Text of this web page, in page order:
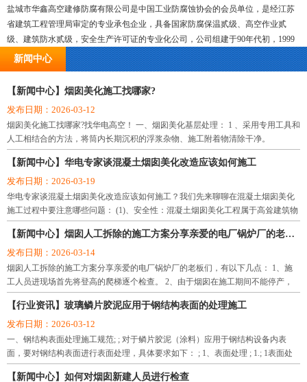
盐城市华鑫高空建修防腐有限公司是中国工业防腐蚀协会的会员单位，是经江苏
省建筑工程管理局审定的专业承包企业，具备国家防腐保温贰级、高空作业贰
级、建筑防水贰级，安全生产许可证的专业化公司，公司组建于90年代初，1999
年8月份由原来的国有企业改制为股份有限公司，经过十多年的艰苦创业，现已发
展成为领导班子过硬、技术力量雄厚，具有较强有经济实力和高素质的施工与管
理队伍。企业信誉和科技含量均在国内同行业中处于领先地位，并率先通过了国
公司注册资本5066万，目前下辖十四个工程处，从业人数260人，具备各类专业技
术职称的20人，其中高级工程师3人，工程师、经济师、会计师共10人，项目经理
10人，拥有大中型机械设备118台（件），年施工产值近3亿元。公司现有9个驻外
办事处：广州办事处、济南办事处、合肥办事处、南昌办事处、沈阳办事处、大
连办事处、杭州办事处、郑州办事处、太原办事处。施工网点遍及全国各地二十
多个省、市、区，涉及石油、化工、冶金、电力、能源、航天、建材、国防、交
通、煤炭、医药、轻纺、食品、港口等十多个行业，承揽了大量的烟囱水塔新
建、烟囱维修、烟囱拆除、烟囱防腐、烟囱脱硫、冷却塔防腐、炉架防腐、风机
塔筒清洗、地下室、水池、隧道、电缆沟防渗堵漏、仓储、水泥库清灰、生料库
清灰、水泥罐清灰等工程，公司自建组建以来，坚持走反术革新之路，依靠丰富
的施工经验、先进的施工技术和科学的网络化管理手段。先后承接了系统内各类
高空防腐检修、高空航标灯安装、防水堵漏、化学锚固、烟囱水塔新建、烟囱水
工程，都以工程质量好、安全率高，赢得了广大用户的一致好评。
公司将坚持以人为本，全面构建和谐发展的新环境，建立现代企业制度，规范运
作，坚持走科技兴企、质量兴企之路，遵循“质量至上、业主至上、信守合同、优
质服务”宗旨，“团结协作、严谨求实、优质高效、开拓创新”的企业精神，精心打
造精品工程，向新老客户提供满意的服务。
新闻中心
【新闻中心】烟囱美化施工找哪家?
发布日期：2026-03-12
烟囱美化施工找哪家?找华电高空！ 一、烟囱美化基层处理： 1 、采用专用工具和
人工相结合的方法，将筒内长期沉积的浮浆杂物、施工附着物清除干净。
【新闻中心】华电专家谈混凝土烟囱美化改造应该如何施工
发布日期：2026-03-19
华电专家谈混凝土烟囱美化改造应该如何施工？我们先来聊聊在混凝土烟囱美化
施工过程中要注意哪些问题： (1)、安全性：混凝土烟囱美化工程属于高耸建筑物
施工，危险性极高，因此首先要保证高空悬挂平台的连接装置的安全性。 (2)、混
凝土烟囱美化工
【新闻中心】烟囱人工拆除的施工方案分享亲爱的电厂锅炉厂的老板们
发布日期：2026-03-14
烟囱人工拆除的施工方案分享亲爱的电厂锅炉厂的老板们，有以下几点： 1、施
工人员进现场首先将登高的爬梯逐个检查。 2、由于烟囱在施工期间不能停产，
处于不停产状态下施工。
【行业资讯】玻璃鳞片胶泥应用于钢结构表面的处理施工
发布日期：2026-03-12
一、钢结构表面处理施工规范; ; 对于鳞片胶泥（涂料）应用于钢结构设备内表
面，要对钢结构表面进行表面处理，具体要求如下： ; 1、表面处理 ; 1.; 1表面处
理前，设备应是已按图纸要求制造、检
【新闻中心】如何对烟囱新建人员进行检查